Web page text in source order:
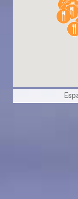
Clicca su
per